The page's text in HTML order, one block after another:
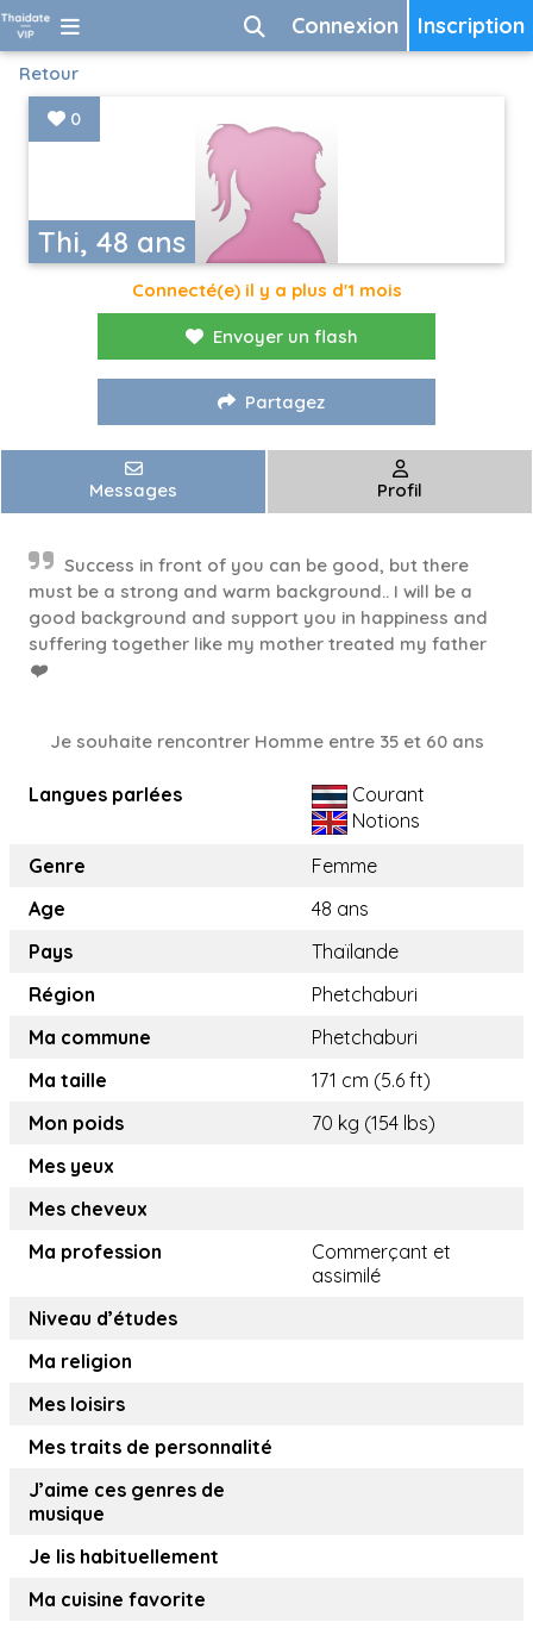
Inscription
Connexion
Retour
Thi, 48 ans
0
Connecté(e) il y a plus d'1 mois
Envoyer un flash
Partagez
Messages Profil
Success in front of you can be good, but there
must be a strong and warm background.. I will be a
good background and support you in happiness and
suffering together like my mother treated my father
❤️
Je souhaite rencontrer Homme entre 35 et 60 ans
Langues parlées
Courant
Notions
Genre
Femme
Age
48 ans
Pays
Thaïlande
Région
Phetchaburi
Ma commune
Phetchaburi
Ma taille
171 cm (5.6 ft)
Mon poids
70 kg (154 lbs)
Mes yeux
Mes cheveux
Ma profession
Commerçant et
assimilé
Niveau d’études
Ma religion
Mes loisirs
Mes traits de personnalité
J’aime ces genres de
musique
Je lis habituellement
Ma cuisine favorite